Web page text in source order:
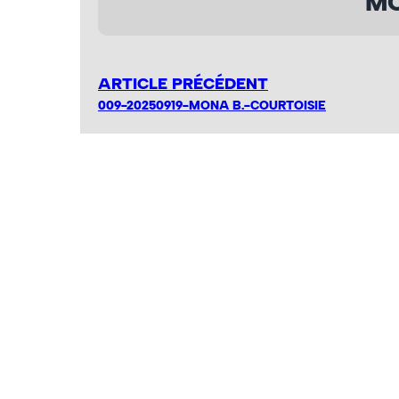
ARTICLE PRÉCÉDENT
009-20250919-MONA B.-COURTOISIE